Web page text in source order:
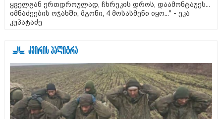
ყველგან ერთდროულად, ჩხრეკის დროს, დაამონტაჟეს...
იმნაძეების ოჯახში, მგონი, 4 მოსასმენი იყო..." - ეკა
კუპატაძე